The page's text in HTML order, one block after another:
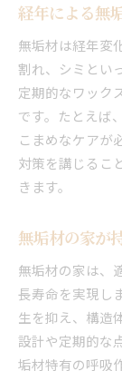
経年による無
無垢材は経年変
割れ、シミとい
定期的なワック
です。たとえば
こまめなケアが
対策を講じるこ
きます。
無垢材の家が
無垢材の家は、
長寿命を実現し
生を抑え、構造
設計や定期的な
垢材特有の呼吸